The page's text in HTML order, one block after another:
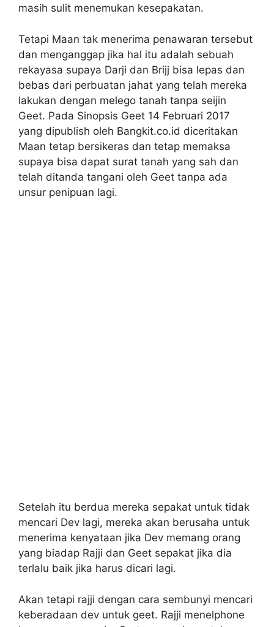
masih sulit menemukan kesepakatan.
Tetapi Maan tak menerima penawaran tersebut
dan menganggap jika hal itu adalah sebuah
rekayasa supaya Darji dan Brijj bisa lepas dan
bebas dari perbuatan jahat yang telah mereka
lakukan dengan melego tanah tanpa seijin
Geet. Pada Sinopsis Geet 14 Februari 2017
yang dipublish oleh Bangkit.co.id diceritakan
Maan tetap bersikeras dan tetap memaksa
supaya bisa dapat surat tanah yang sah dan
telah ditanda tangani oleh Geet tanpa ada
unsur penipuan lagi.
Setelah itu berdua mereka sepakat untuk tidak
mencari Dev lagi, mereka akan berusaha untuk
menerima kenyataan jika Dev memang orang
yang biadap Rajji dan Geet sepakat jika dia
terlalu baik jika harus dicari lagi.
Akan tetapi rajji dengan cara sembunyi mencari
keberadaan dev untuk geet. Rajji menelphone